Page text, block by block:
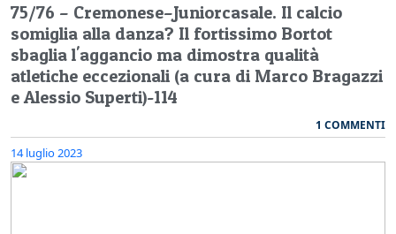
75/76 – Cremonese–Juniorcasale. Il calcio
somiglia alla danza? Il fortissimo Bortot
sbaglia l'aggancio ma dimostra qualità
atletiche eccezionali (a cura di Marco Bragazzi
e Alessio Superti)-114
1 COMMENTI
14 luglio 2023